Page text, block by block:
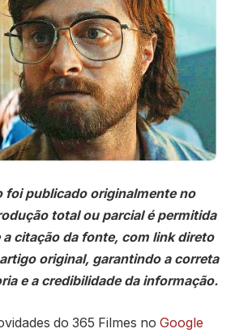
foi publicado originalmente no
total ou parcial é permitida
a citação da fonte, com link direto
original, garantindo a correta
e a credibilidade da informação.
do 365 Filmes no Google